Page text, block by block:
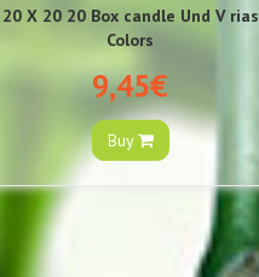
20 X 20 20 Box candle Und V rias
Colors
9,45€
Buy